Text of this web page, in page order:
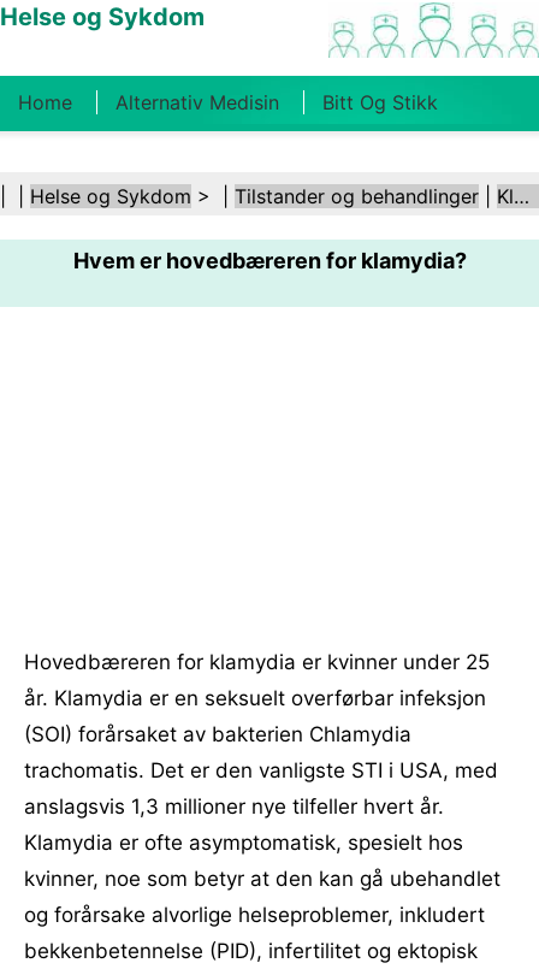
Helse og Sykdom
Home Alternativ Medisin Bitt Og Stikk
Kosthold Og Ernæring Familiehelse
Helsebransjen Psykisk Helse Folkehelse Og
Sikkerhet Kirurgi Og Prosedyrer Helse
Helse og Sykdom > | Tilstander og behandlinger Klamydia
Hvem er hovedbæreren for klamydia?
Hovedbæreren for klamydia er kvinner under 25
år. Klamydia er en seksuelt overførbar infeksjon
(SOI) forårsaket av bakterien Chlamydia
trachomatis. Det er den vanligste STI i USA, med
anslagsvis 1,3 millioner nye tilfeller hvert år.
Klamydia er ofte asymptomatisk, spesielt hos
kvinner, noe som betyr at den kan gå ubehandlet
og forårsake alvorlige helseproblemer, inkludert
bekkenbetennelse (PID), infertilitet og ektopisk